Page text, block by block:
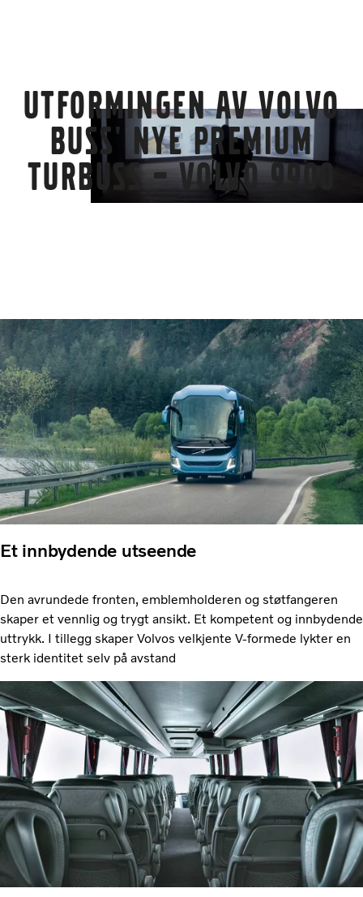
Utformingen av Volvo
Buss' nye premium
turbuss – Volvo 9900
Et innbydende utseende
Den avrundede fronten, emblemholderen og støtfangeren
skaper et vennlig og trygt ansikt. Et kompetent og innbydende
uttrykk. I tillegg skaper Volvos velkjente V-formede lykter en
sterk identitet selv på avstand